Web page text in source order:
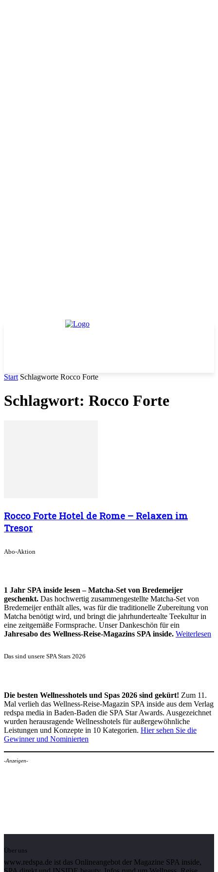
Start Schlagworte Rocco Forte
Schlagwort: Rocco Forte
Rocco Forte Hotel de Rome – Relaxen im
Tresor
Abo-Aktion
1 Jahr SPA inside lesen – Matcha-Set von Bredemeijer
geschenkt. Das hochwertig zusammengestellte Matcha-Set von
Bredemeijer enthält alles, was für die traditionelle Zubereitung von
Matcha benötigt wird, und bringt die jahrhundertealte Teekultur in
eine zeitgemäße Formsprache. Unser Dankeschön für ein
Jahresabo des Wellness-Reise-Magazins SPA inside. Weiterlesen
Das sind unsere SPA Stars 2026
Die besten Wellnesshotels und Spas 2026 sind gekürt! Zum 11.
Mal verlieh das Wellness-Reise-Magazin SPA inside aus dem Verlag
redspa media in Baden-Baden die SPA Star Awards. Ausgezeichnet
wurden herausragende Wellnesshotels für außergewöhnliche
Leistungen und Konzepte in 10 Kategorien. Hier sehen Sie die
Gewinner und Nominierten
-Anzeigen-
Über uns
www.redspa.de ist das Onlineangebot der Magazine SPA inside,